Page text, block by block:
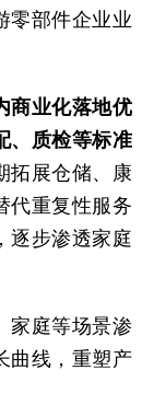
零部件企业业
商业化落地优
、质检等标准
拓展仓储、康
代重复性服务
逐步渗透家庭
家庭等场景渗
曲线，重塑产